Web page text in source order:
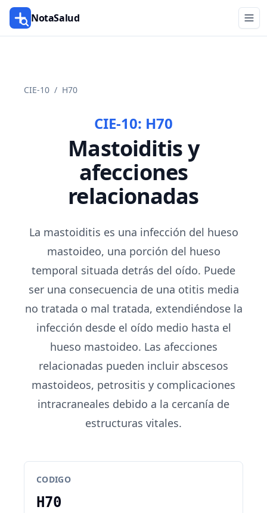
NotaSalud
CIE-10 / H70
CIE-10: H70
Mastoiditis y
afecciones
relacionadas
La mastoiditis es una infección del hueso
mastoideo, una porción del hueso
temporal situada detrás del oído. Puede
ser una consecuencia de una otitis media
no tratada o mal tratada, extendiéndose la
infección desde el oído medio hasta el
hueso mastoideo. Las afecciones
relacionadas pueden incluir abscesos
mastoideos, petrositis y complicaciones
intracraneales debido a la cercanía de
estructuras vitales.
CODIGO
H70